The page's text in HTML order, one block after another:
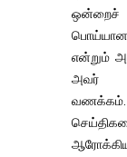
ஒன்றைச்
பொய்யான
என்றும்
அவர்